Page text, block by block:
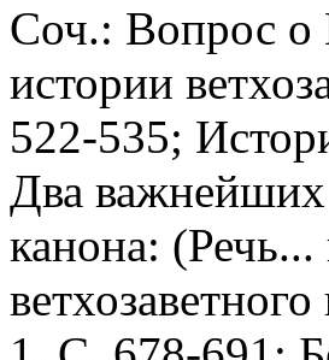
Cоч.: Вопрос о
истории
522-535;
Два важнейших
канона: